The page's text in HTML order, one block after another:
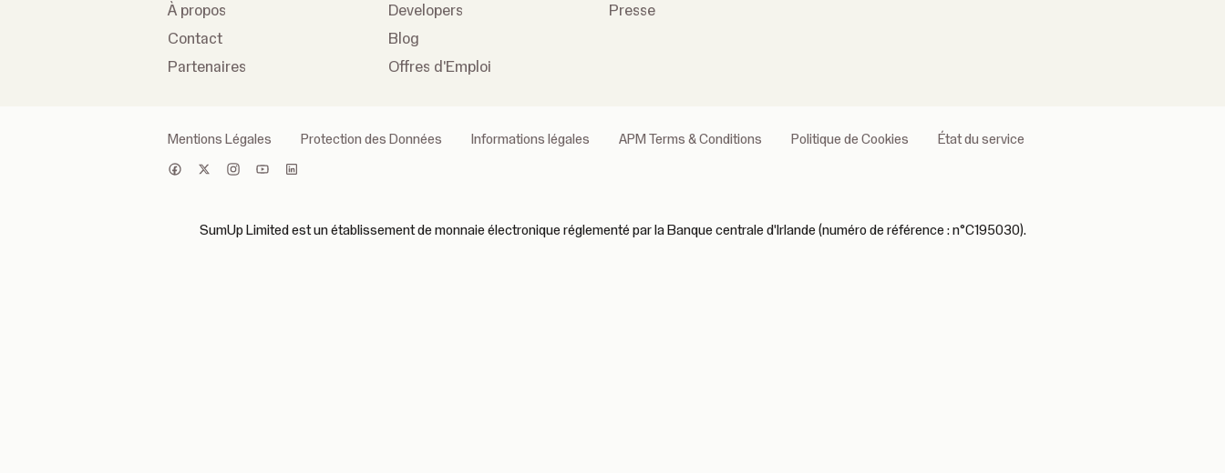
À propos
Contact
Partenaires
Developers
Blog
Offres d'Emploi
Presse
Mentions Légales Protection des Données Informations légales APM Terms & Conditions Politique de Cookies État du service
SumUp Limited est un établissement de monnaie électronique réglementé par la Banque centrale d'Irlande (numéro de référence : n°C195030).